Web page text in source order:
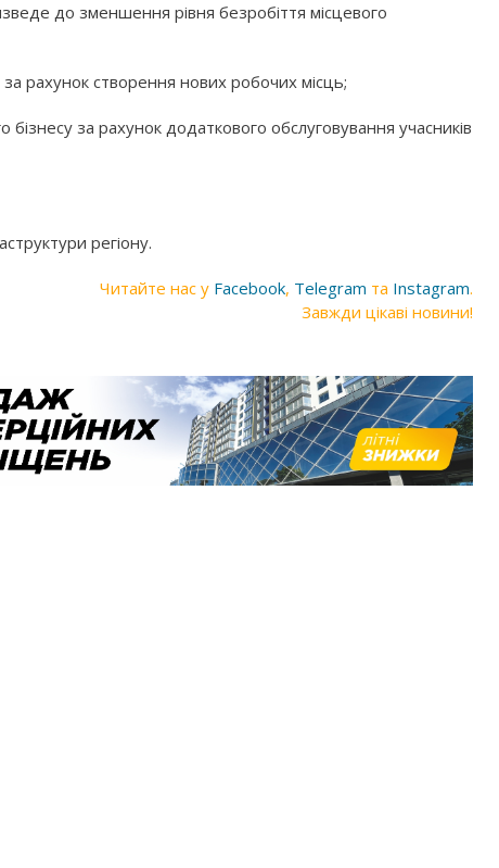
до зменшення рівня безробіття місцевого
рахунок створення нових робочих місць;
за рахунок додаткового обслуговування учасників
регіону.
Читайте нас у Facebook, Telegram та Instagram.
Завжди цікаві новини!